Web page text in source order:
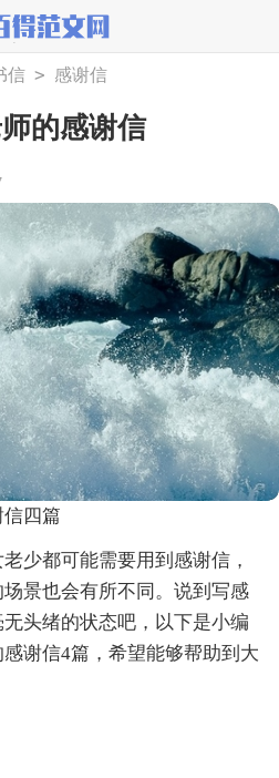
信 > 感谢信
的感谢信
四篇
少都可能需要用到感谢信，
景也会有所不同。说到写感
头绪的状态吧，以下是小编
谢信4篇，希望能够帮助到大